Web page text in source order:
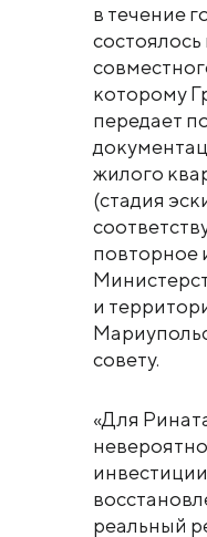
в течение
которому
передает
жилого
(стадия
повторное
и
совету.
«Для
реальный